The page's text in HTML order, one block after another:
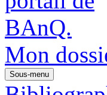
Mon
Sous-menu